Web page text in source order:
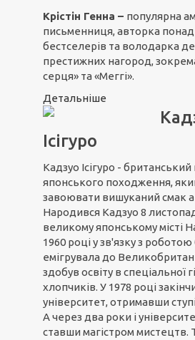
Крістін Генна – популярна
письменниця, авторка понад
бестселерів та володарка
престижних нагород,
серця» та «Меггі».
Детальніше
Ісігуро
Кадзуо Ісігуро -
японського походження,
завоювати вишуканий смак
Народився Кадзуо 8
великому японському місті
1960 році у зв'язку з роботою
емігрувала до
здобув освіту в спеціальної
хлопчиків. У 1978 році
університет, отримавши
А через два роки і
ставши магістром